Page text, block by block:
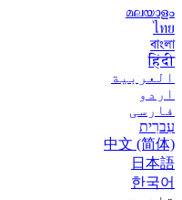
മലയാളം
ไทย
বাংলা
हिंदी
العربية
اردو
فارسی
עִברִית
中文 (简体)
日本語
한국어